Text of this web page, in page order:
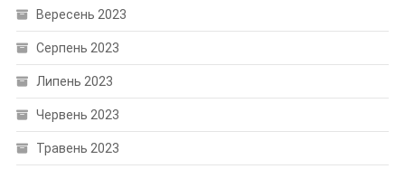
Вересень 2023
Серпень 2023
Липень 2023
Червень 2023
Травень 2023